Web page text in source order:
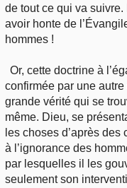
de tout ce qui va suivre.
avoir honte de
hommes !
Or, cette doctrine à
confirmée par une
grande vérité qui se
même. Dieu, se
les choses d’après
à l’ignorance des
par lesquelles il les
seulement son